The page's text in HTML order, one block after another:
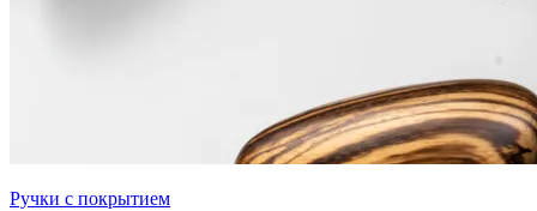
Ручки с покрытием